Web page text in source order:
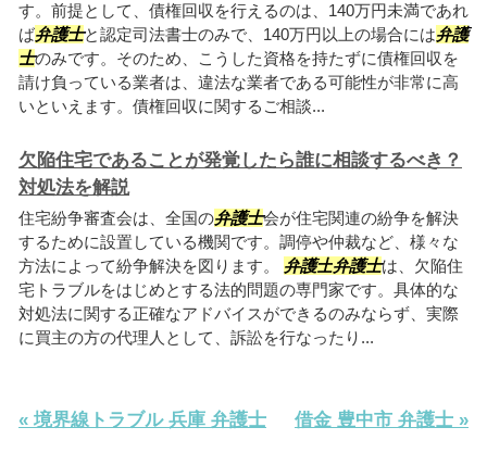
す。前提として、債権回収を行えるのは、140万円未満であれ
ば弁護士と認定司法書士のみで、140万円以上の場合には弁護
士のみです。そのため、こうした資格を持たずに債権回収を
請け負っている業者は、違法な業者である可能性が非常に高
いといえます。債権回収に関するご相談...
欠陥住宅であることが発覚したら誰に相談するべき？
対処法を解説
住宅紛争審査会は、全国の弁護士会が住宅関連の紛争を解決
するために設置している機関です。調停や仲裁など、様々な
方法によって紛争解決を図ります。 弁護士弁護士は、欠陥住
宅トラブルをはじめとする法的問題の専門家です。具体的な
対処法に関する正確なアドバイスができるのみならず、実際
に買主の方の代理人として、訴訟を行なったり...
« 境界線トラブル 兵庫 弁護士 借金 豊中市 弁護士 »